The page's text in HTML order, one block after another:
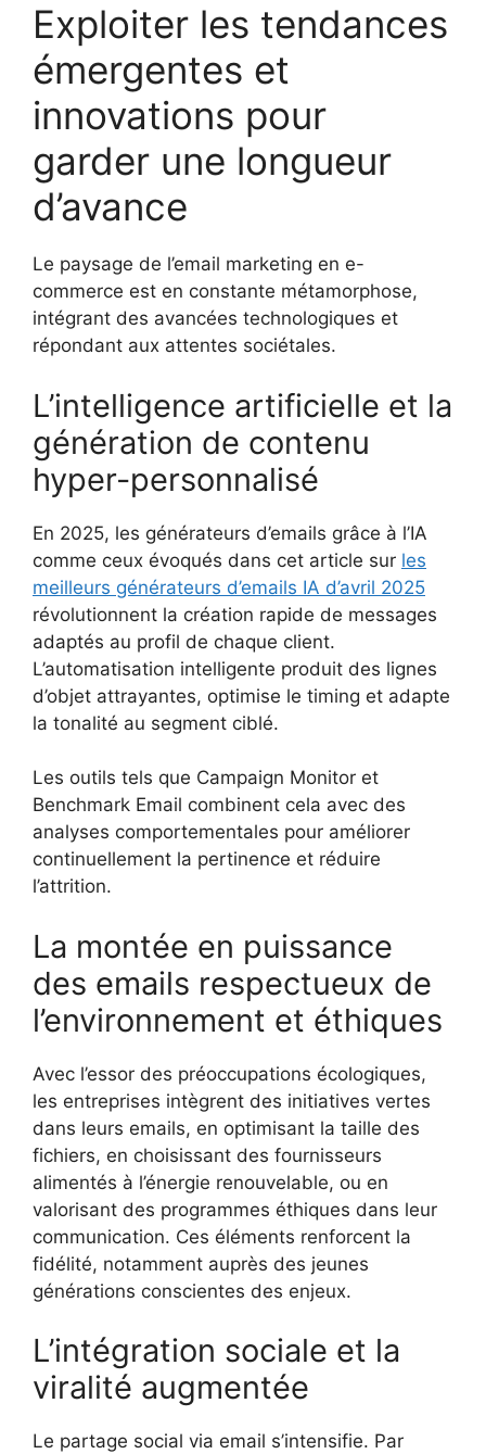
Exploiter les tendances
émergentes et
innovations pour
garder une longueur
d’avance
Le paysage de l’email marketing en e-
commerce est en constante métamorphose,
intégrant des avancées technologiques et
répondant aux attentes sociétales.
L’intelligence artificielle et la
génération de contenu
hyper-personnalisé
En 2025, les générateurs d’emails grâce à l’IA
comme ceux évoqués dans cet article sur les
meilleurs générateurs d’emails IA d’avril 2025
révolutionnent la création rapide de messages
adaptés au profil de chaque client.
L’automatisation intelligente produit des lignes
d’objet attrayantes, optimise le timing et adapte
la tonalité au segment ciblé.
Les outils tels que Campaign Monitor et
Benchmark Email combinent cela avec des
analyses comportementales pour améliorer
continuellement la pertinence et réduire
l’attrition.
La montée en puissance
des emails respectueux de
l’environnement et éthiques
Avec l’essor des préoccupations écologiques,
les entreprises intègrent des initiatives vertes
dans leurs emails, en optimisant la taille des
fichiers, en choisissant des fournisseurs
alimentés à l’énergie renouvelable, ou en
valorisant des programmes éthiques dans leur
communication. Ces éléments renforcent la
fidélité, notamment auprès des jeunes
générations conscientes des enjeux.
L’intégration sociale et la
viralité augmentée
Le partage social via email s’intensifie. Par